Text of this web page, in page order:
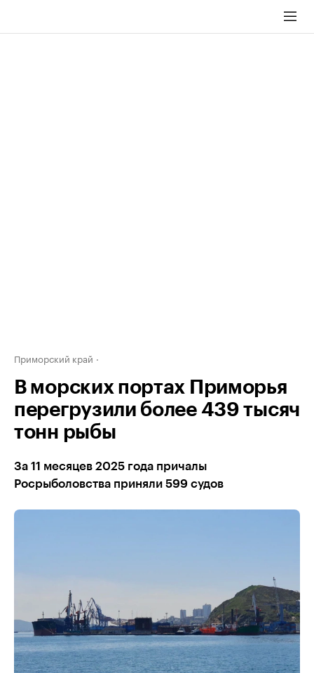
Приморский край
В морских портах Приморья
перегрузили более 439 тысяч
тонн рыбы
За 11 месяцев 2025 года причалы
Росрыболовства приняли 599 судов